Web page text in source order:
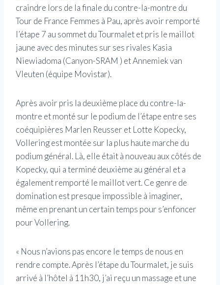
craindre lors de la finale du contre-la-montre du
Tour de France Femmes à Pau, après avoir remporté
l’étape 7 au sommet du Tourmalet et pris le maillot
jaune avec des minutes sur ses rivales Kasia
Niewiadoma (Canyon-SRAM ) et Annemiek van
Vleuten (équipe Movistar).
Après avoir pris la deuxième place du contre-la-
montre et monté sur le podium de l’étape entre ses
coéquipières Marlen Reusser et Lotte Kopecky,
Vollering est montée sur la plus haute marche du
podium général. Là, elle était à nouveau aux côtés de
Kopecky, qui a terminé deuxième au général et a
également remporté le maillot vert. Ce genre de
domination est presque impossible à imaginer,
même en prenant un certain temps pour s’enfoncer
pour Vollering.
« Nous n’avions pas encore le temps de nous en
rendre compte. Après l’étape du Tourmalet, je suis
arrivé à l’hôtel à 11h30, j’ai reçu un massage et une